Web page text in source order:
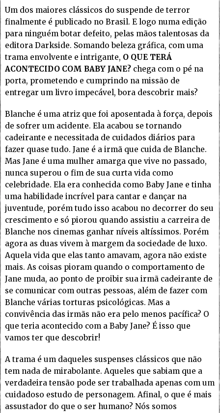
Um dos maiores clássicos do suspende de terror
finalmente é publicado no Brasil. E logo numa edição
para ninguém botar defeito, pelas mãos talentosas da
editora Darkside. Somando beleza gráfica, com uma
trama envolvente e intrigante, O QUE TERÁ
ACONTECIDO COM BABY JANE? chega com o pé na
porta, prometendo e cumprindo na missão de
entregar um livro impecável, bora descobrir mais?
Blanche é uma atriz que foi aposentada à força, depois
de sofrer um acidente. Ela acabou se tornando
cadeirante e necessitada de cuidados diários para
fazer quase tudo. Jane é a irmã que cuida de Blanche.
Mas Jane é uma mulher amarga que vive no passado,
nunca superou o fim de sua curta vida como
celebridade. Ela era conhecida como Baby Jane e tinha
uma habilidade incrível para cantar e dançar na
juventude, porém tudo isso acabou no decorrer do seu
crescimento e só piorou quando assistiu a carreira de
Blanche nos cinemas ganhar níveis altíssimos. Porém
agora as duas vivem à margem da sociedade de luxo.
Aquela vida que elas tanto amavam, agora não existe
mais. As coisas pioram quando o comportamento de
Jane muda, ao ponto de proibir sua irmã cadeirante de
se comunicar com outras pessoas, além de fazer com
Blanche várias torturas psicológicas. Mas a
convivência das irmãs não era pelo menos pacífica? O
que teria acontecido com a Baby Jane? É isso que
vamos ter que descobrir!
A trama é um daqueles suspenses clássicos que não
tem nada de mirabolante. Aqueles que sabiam que a
verdadeira tensão pode ser trabalhada apenas com um
cuidadoso estudo de personagem. Afinal, o que é mais
assustador do que o ser humano? Nós somos